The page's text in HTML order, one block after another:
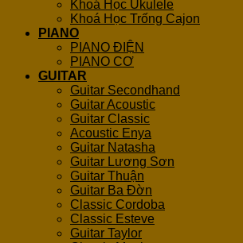
Khoá Học Ukulele
Khoá Học Trống Cajon
PIANO
PIANO ĐIỆN
PIANO CƠ
GUITAR
Guitar Secondhand
Guitar Acoustic
Guitar Classic
Acoustic Enya
Guitar Natasha
Guitar Lương Sơn
Guitar Thuận
Guitar Ba Đờn
Classic Cordoba
Classic Esteve
Guitar Taylor